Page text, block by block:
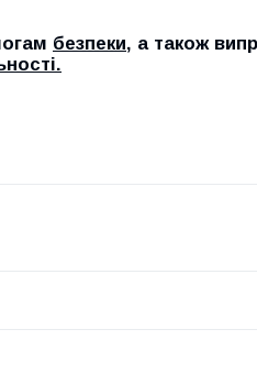
безпеки, а також